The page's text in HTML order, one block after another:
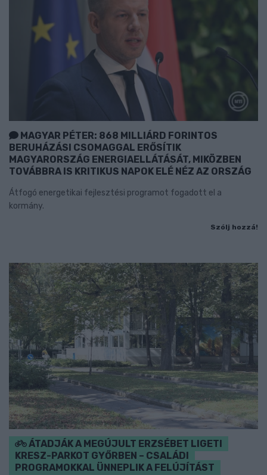
MAGYAR PÉTER: 868 MILLIÁRD FORINTOS
BERUHÁZÁSI CSOMAGGAL ERŐSÍTIK
MAGYARORSZÁG ENERGIAELLÁTÁSÁT, MIKÖZBEN
TOVÁBBRA IS KRITIKUS NAPOK ELÉ NÉZ AZ ORSZÁG
Átfogó energetikai fejlesztési programot fogadott el a
kormány.
Szólj hozzá!
ÁTADJÁK A MEGÚJULT ERZSÉBET LIGETI
KRESZ-PARKOT GYŐRBEN – CSALÁDI
PROGRAMOKKAL ÜNNEPLIK A FELÚJÍTÁST